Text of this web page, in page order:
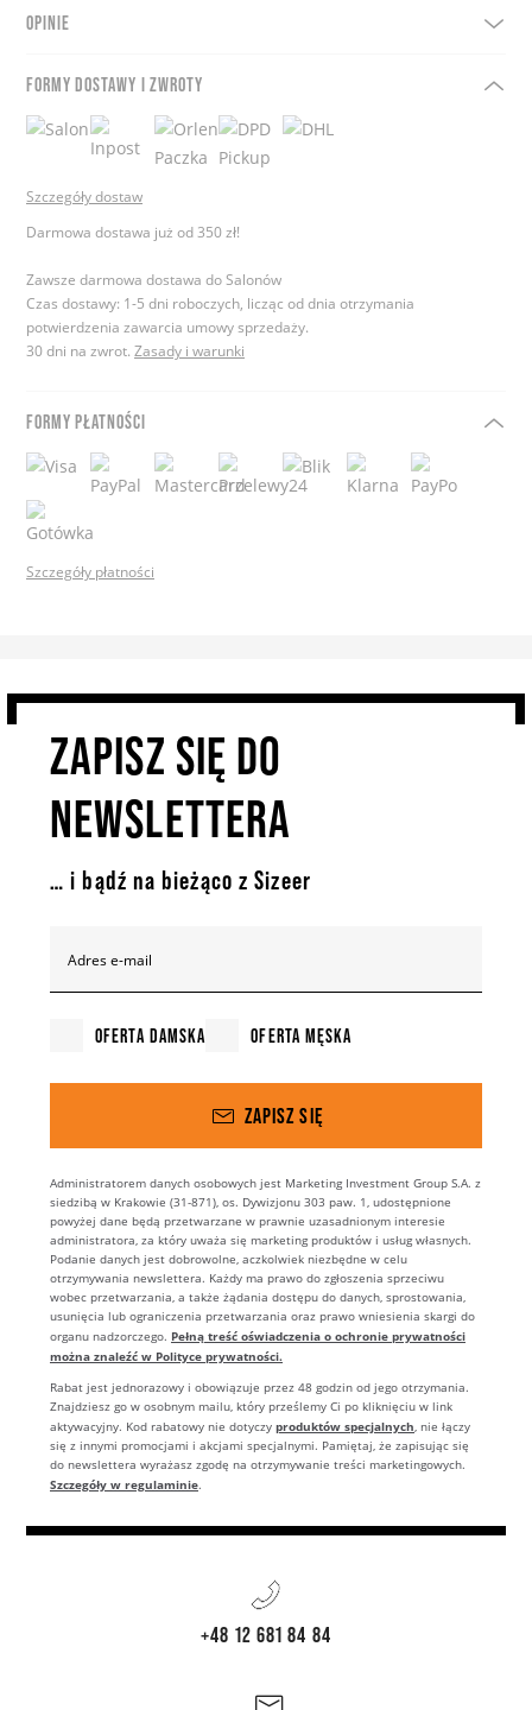
OPINIE
FORMY DOSTAWY I ZWROTY
Szczegóły dostaw
Darmowa dostawa już od 350 zł!
Zawsze darmowa dostawa do Salonów
Czas dostawy: 1-5 dni roboczych, licząc od dnia otrzymania
potwierdzenia zawarcia umowy sprzedaży.
30 dni na zwrot. Zasady i warunki
FORMY PŁATNOŚCI
Szczegóły płatności
ZAPISZ SIĘ DO
NEWSLETTERA
… i bądź na bieżąco z Sizeer
Adres e-mail
OFERTA DAMSKA OFERTA MĘSKA
ZAPISZ SIĘ
Administratorem danych osobowych jest Marketing Investment Group S.A. z
siedzibą w Krakowie (31-871), os. Dywizjonu 303 paw. 1, udostępnione
powyżej dane będą przetwarzane w prawnie uzasadnionym interesie
administratora, za który uważa się marketing produktów i usług własnych.
Podanie danych jest dobrowolne, aczkolwiek niezbędne w celu
otrzymywania newslettera. Każdy ma prawo do zgłoszenia sprzeciwu
wobec przetwarzania, a także żądania dostępu do danych, sprostowania,
usunięcia lub ograniczenia przetwarzania oraz prawo wniesienia skargi do
organu nadzorczego. Pełną treść oświadczenia o ochronie prywatności
można znaleźć w Polityce prywatności.
Rabat jest jednorazowy i obowiązuje przez 48 godzin od jego otrzymania.
Znajdziesz go w osobnym mailu, który prześlemy Ci po kliknięciu w link
aktywacyjny. Kod rabatowy nie dotyczy produktów specjalnych, nie łączy
się z innymi promocjami i akcjami specjalnymi. Pamiętaj, że zapisując się
do newslettera wyrażasz zgodę na otrzymywanie treści marketingowych.
Szczegóły w regulaminie.
+48 12 681 84 84